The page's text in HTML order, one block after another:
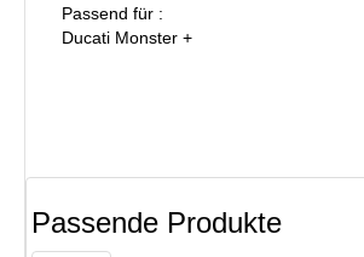
Passend für :
Ducati Monster +
Passende Produkte